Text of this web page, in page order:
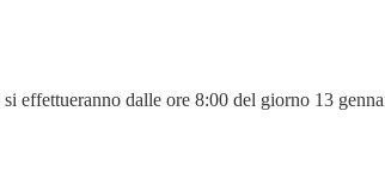
effettueranno dalle ore 8:00 del giorno 13